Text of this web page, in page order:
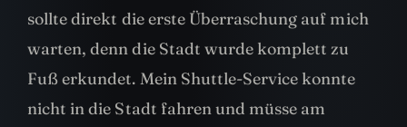
sollte direkt die erste Überraschung auf mich
warten, denn die Stadt wurde komplett zu
Fuß erkundet. Mein Shuttle-Service konnte
nicht in die Stadt fahren und müsse am